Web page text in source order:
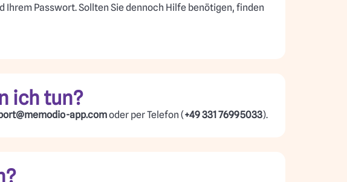
Passwort. Sollten Sie dennoch Hilfe benötigen, finden
ich tun?
app.comoder per Telefon (+49 331 76995033).